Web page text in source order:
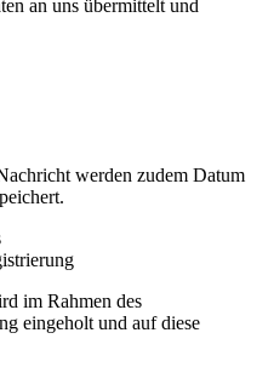
an uns übermittelt und
werden zudem Datum
im Rahmen des
eingeholt und auf diese